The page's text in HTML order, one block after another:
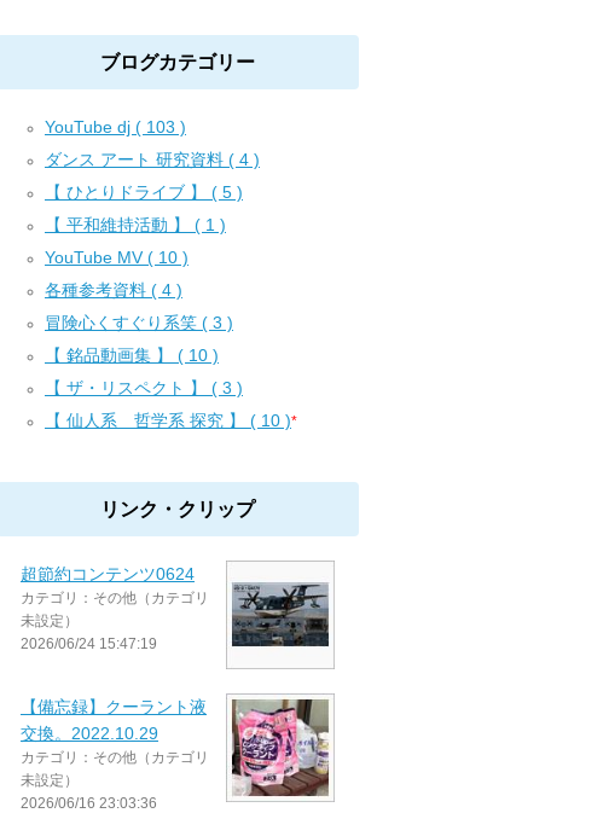
ブログカテゴリー
YouTube dj ( 103 )
ダンス アート 研究資料 ( 4 )
【 ひとりドライブ 】 ( 5 )
【 平和維持活動 】 ( 1 )
YouTube MV ( 10 )
各種参考資料 ( 4 )
冒険心くすぐり系笑 ( 3 )
【 銘品動画集 】 ( 10 )
【 ザ・リスペクト 】 ( 3 )
【 仙人系 哲学系 探究 】 ( 10 )*
リンク・クリップ
超節約コンテンツ0624
カテゴリ：その他（カテゴリ
未設定）
2026/06/24 15:47:19
【備忘録】クーラント液
交換。2022.10.29
カテゴリ：その他（カテゴリ
未設定）
2026/06/16 23:03:36